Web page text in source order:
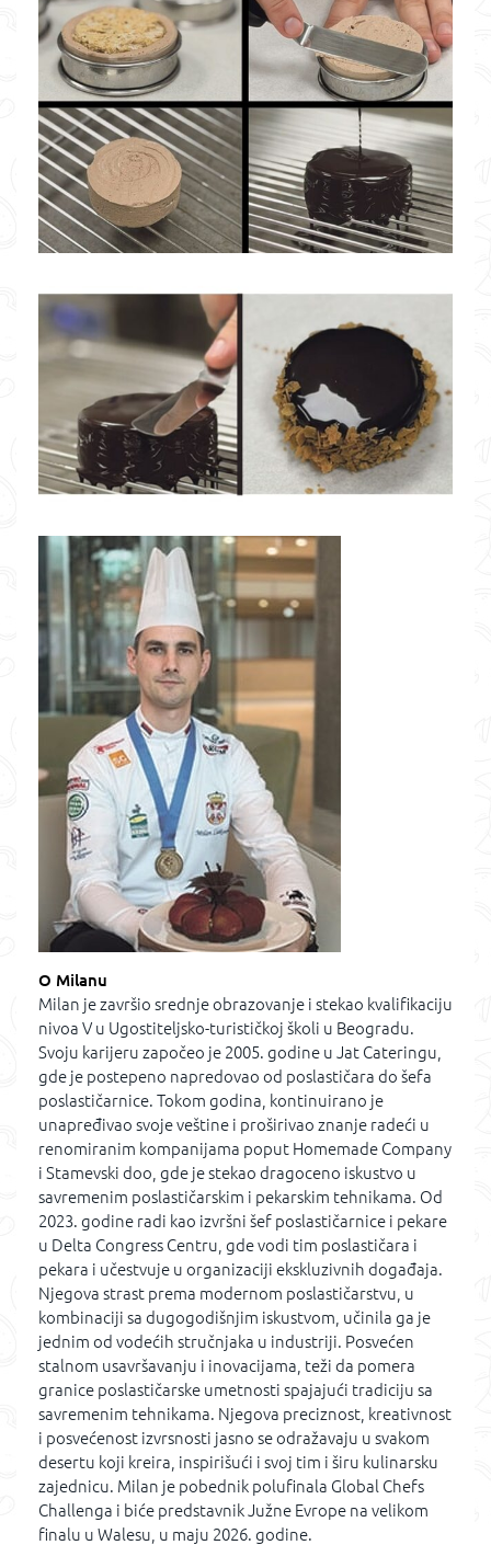
O Milanu
Milan je završio srednje obrazovanje i stekao kvalifikaciju
nivoa V u Ugostiteljsko-turističkoj školi u Beogradu.
Svoju karijeru započeo je 2005. godine u Jat Cateringu,
gde je postepeno napredovao od poslastičara do šefa
poslastičarnice. Tokom godina, kontinuirano je
unapređivao svoje veštine i proširivao znanje radeći u
renomiranim kompanijama poput Homemade Company
i Stamevski doo, gde je stekao dragoceno iskustvo u
savremenim poslastičarskim i pekarskim tehnikama. Od
2023. godine radi kao izvršni šef poslastičarnice i pekare
u Delta Congress Centru, gde vodi tim poslastičara i
pekara i učestvuje u organizaciji ekskluzivnih događaja.
Njegova strast prema modernom poslastičarstvu, u
kombinaciji sa dugogodišnjim iskustvom, učinila ga je
jednim od vodećih stručnjaka u industriji. Posvećen
stalnom usavršavanju i inovacijama, teži da pomera
granice poslastičarske umetnosti spajajući tradiciju sa
savremenim tehnikama. Njegova preciznost, kreativnost
i posvećenost izvrsnosti jasno se odražavaju u svakom
desertu koji kreira, inspirišući i svoj tim i širu kulinarsku
zajednicu. Milan je pobednik polufinala Global Chefs
Challenga i biće predstavnik Južne Evrope na velikom
finalu u Walesu, u maju 2026. godine.